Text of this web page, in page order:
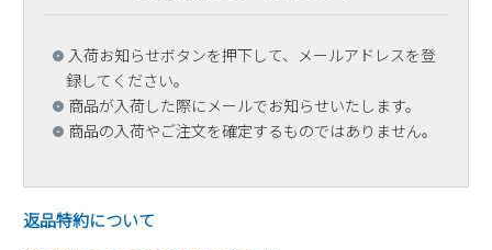
入荷お知らせボタンを押下して、メールアドレスを登
録してください。
商品が入荷した際にメールでお知らせいたします。
商品の入荷やご注文を確定するものではありません。
返品特約について